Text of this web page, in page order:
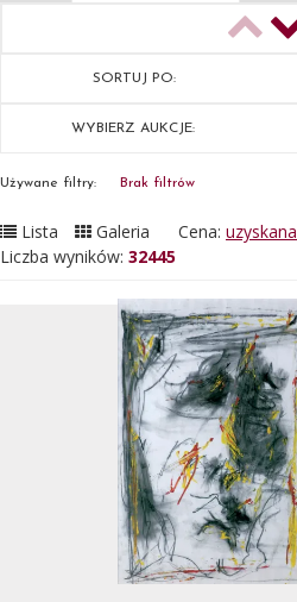
SORTUJ PO:
WYBIERZ AUKCJE:
Używane filtry: Brak filtrów
Lista Galeria Cena: uzyskana
Liczba wyników: 32445